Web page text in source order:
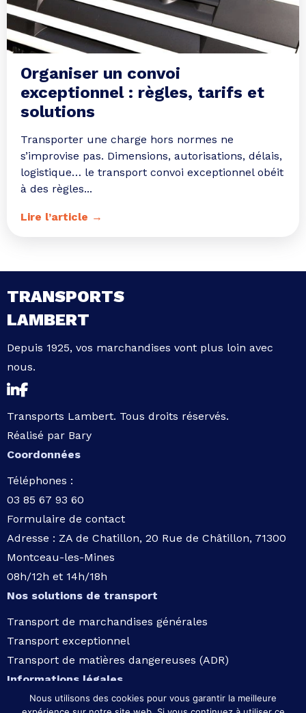
Organiser un convoi
exceptionnel : règles, tarifs et
solutions
Transporter une charge hors normes ne
s’improvise pas. Dimensions, autorisations, délais,
logistique… le transport convoi exceptionnel obéit
à des règles...
Lire l’article →
Nous utilisons des cookies pour vous garantir la meilleure
TRANSPORTS
LAMBERT
Depuis 1925, vos marchandises vont plus loin avec
nous.
Transports Lambert. Tous droits réservés.
Réalisé par Bary
Coordonnées
Téléphones :
03 85 67 93 60
Formulaire de contact
Adresse : ZA de Chatillon, 20 Rue de Châtillon, 71300
Montceau-les-Mines
08h/12h et 14h/18h
Nos solutions de transport
Transport de marchandises générales
Transport exceptionnel
Transport de matières dangereuses (ADR)
Informations légales
Mentions légales